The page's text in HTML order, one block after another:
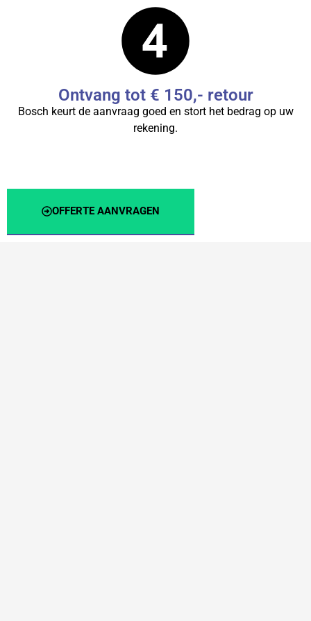
Ontvang tot € 150,- retour
Bosch keurt de aanvraag goed en stort het bedrag op uw
rekening.
OFFERTE AANVRAGEN